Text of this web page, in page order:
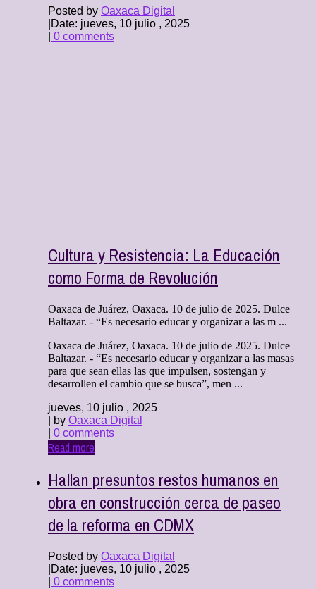
Posted by Oaxaca Digital
Date: jueves, 10 julio , 2025
0 comments
Cultura y Resistencia: La Educación
como Forma de Revolución
Oaxaca de Juárez, Oaxaca. 10 de julio de 2025. Dulce
Baltazar. - “Es necesario educar y organizar a las m ...
Oaxaca de Juárez, Oaxaca. 10 de julio de 2025. Dulce
Baltazar. - “Es necesario educar y organizar a las masas
para que sean ellas las que impulsen, sostengan y
desarrollen el cambio que se busca”, men ...
jueves, 10 julio , 2025
| by Oaxaca Digital
0 comments
Read more
Hallan presuntos restos humanos en
obra en construcción cerca de paseo
de la reforma en CDMX
Posted by Oaxaca Digital
Date: jueves, 10 julio , 2025
0 comments